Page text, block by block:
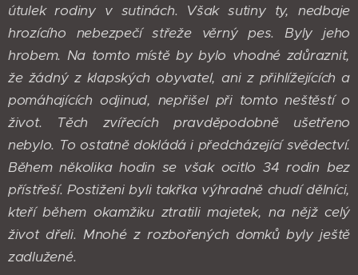
útulek rodiny v sutinách. Však sutiny ty, nedbaje
hrozícího nebezpečí střeže věrný pes. Byly jeho
hrobem. Na tomto místě by bylo vhodné zdůraznit,
že žádný z klapských obyvatel, ani z přihlížejících a
pomáhajících odjinud, nepřišel při tomto neštěstí o
život. Těch zvířecích pravděpodobně ušetřeno
nebylo. To ostatně dokládá i předcházející svědectví.
Během několika hodin se však ocitlo 34 rodin bez
přístřeší. Postiženi byli takřka výhradně chudí dělníci,
kteří během okamžiku ztratili majetek, na nějž celý
život dřeli. Mnohé z rozbořených domků byly ještě
zadlužené.